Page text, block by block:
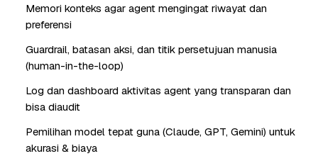
Memori konteks agar agent mengingat riwayat dan
preferensi
Guardrail, batasan aksi, dan titik persetujuan manusia
(human-in-the-loop)
Log dan dashboard aktivitas agent yang transparan dan
bisa diaudit
Pemilihan model tepat guna (Claude, GPT, Gemini) untuk
akurasi & biaya